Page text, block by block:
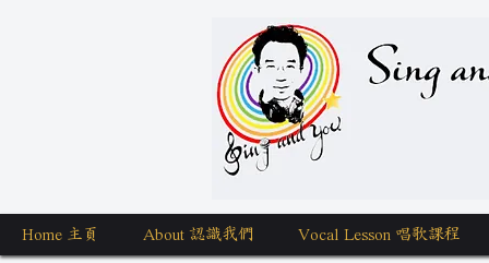
Sing
Home 主頁 About 認識我們 Vocal Lesson 唱歌課程